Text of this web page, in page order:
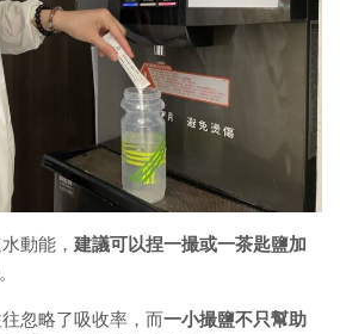
動能， 建議可以捏一撮或一茶匙鹽加
。
忽略了吸收率，而一小撮鹽不只幫助